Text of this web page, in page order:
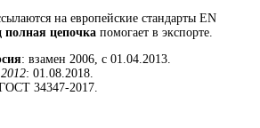
на европейские стандарты EN
полная цепочка помогает в экспорте.
: взамен 2006, с 01.04.2013.
: 01.08.2018.
34347-2017.